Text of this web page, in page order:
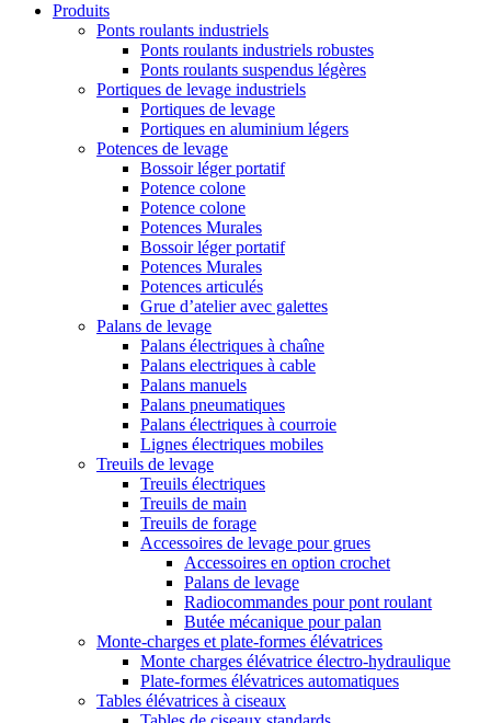
Produits
Ponts roulants industriels
Ponts roulants industriels robustes
Ponts roulants suspendus légères
Portiques de levage industriels
Portiques de levage
Portiques en aluminium légers
Potences de levage
Bossoir léger portatif
Potence colone
Potence colone
Potences Murales
Bossoir léger portatif
Potences Murales
Potences articulés
Grue d’atelier avec galettes
Palans de levage
Palans électriques à chaîne
Palans electriques à cable
Palans manuels
Palans pneumatiques
Palans électriques à courroie
Lignes électriques mobiles
Treuils de levage
Treuils électriques
Treuils de main
Treuils de forage
Accessoires de levage pour grues
Accessoires en option crochet
Palans de levage
Radiocommandes pour pont roulant
Butée mécanique pour palan
Monte-charges et plate-formes élévatrices
Monte charges élévatrice électro-hydraulique
Plate-formes élévatrices automatiques
Tables élévatrices à ciseaux